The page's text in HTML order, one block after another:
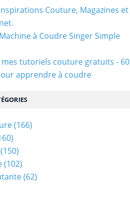
Couture, Magazines et
à Coudre Singer Simple
mes tutoriels couture gratuits - 60
apprendre à coudre
(166)
(150)
(102)
(62)